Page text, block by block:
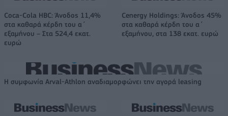
Coca-Cola HBC: Άνοδος 11,4%
στα καθαρά κέρδη του α΄
εξαμήνου – Στα 524,4 εκατ.
ευρώ
Cenergy Holdings: Άνοδος 45%
στα καθαρά κέρδη του α΄
εξαμήνου, στα 138 εκατ. ευρώ
Η συμφωνία Arval-Athlon αναδιαμορφώνει την αγορά leasing